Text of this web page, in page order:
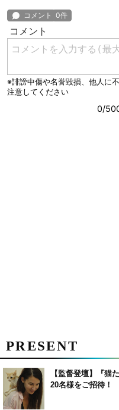
PRESENT
【監督登壇】『猫
20名様をご招待！